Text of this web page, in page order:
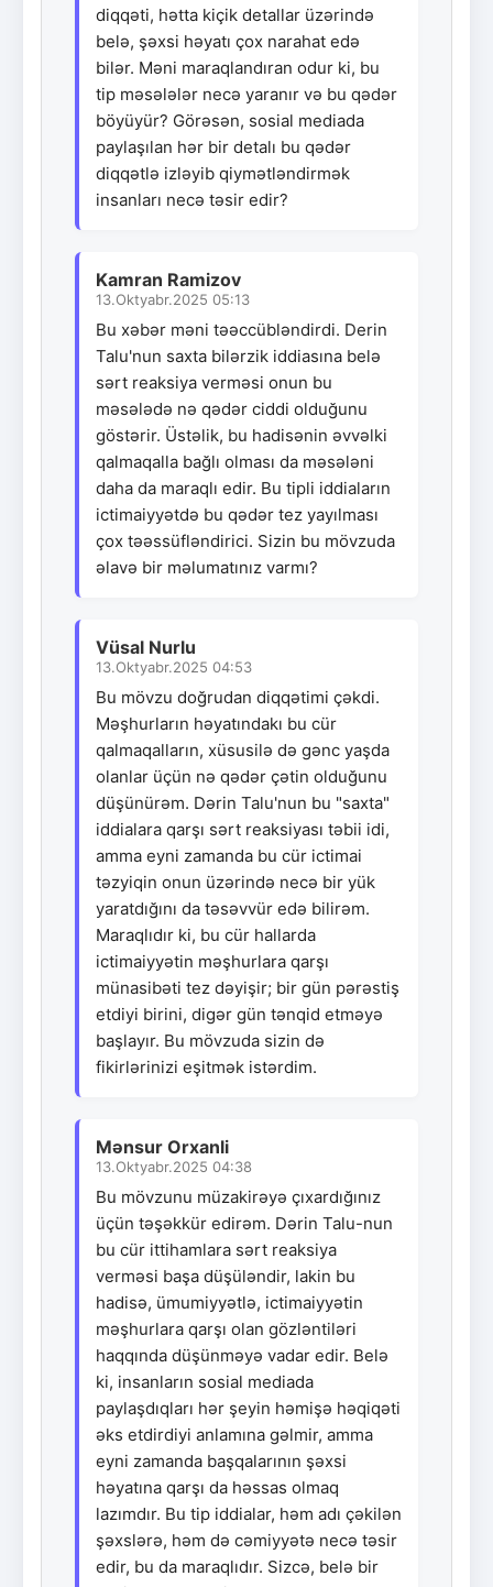
diqqəti, hətta kiçik detallar üzərində
belə, şəxsi həyatı çox narahat edə
bilər. Məni maraqlandıran odur ki, bu
tip məsələlər necə yaranır və bu qədər
böyüyür? Görəsən, sosial mediada
paylaşılan hər bir detalı bu qədər
diqqətlə izləyib qiymətləndirmək
insanları necə təsir edir?
Kamran Ramizov
13.Oktyabr.2025 05:13
Bu xəbər məni təəccübləndirdi. Derin
Talu'nun saxta bilərzik iddiasına belə
sərt reaksiya verməsi onun bu
məsələdə nə qədər ciddi olduğunu
göstərir. Üstəlik, bu hadisənin əvvəlki
qalmaqalla bağlı olması da məsələni
daha da maraqlı edir. Bu tipli iddiaların
ictimaiyyətdə bu qədər tez yayılması
çox təəssüfləndirici. Sizin bu mövzuda
əlavə bir məlumatınız varmı?
Vüsal Nurlu
13.Oktyabr.2025 04:53
Bu mövzu doğrudan diqqətimi çəkdi.
Məşhurların həyatındakı bu cür
qalmaqalların, xüsusilə də gənc yaşda
olanlar üçün nə qədər çətin olduğunu
düşünürəm. Dərin Talu'nun bu "saxta"
iddialara qarşı sərt reaksiyası təbii idi,
amma eyni zamanda bu cür ictimai
təzyiqin onun üzərində necə bir yük
yaratdığını da təsəvvür edə bilirəm.
Maraqlıdır ki, bu cür hallarda
ictimaiyyətin məşhurlara qarşı
münasibəti tez dəyişir; bir gün pərəstiş
etdiyi birini, digər gün tənqid etməyə
başlayır. Bu mövzuda sizin də
fikirlərinizi eşitmək istərdim.
Mənsur Orxanli
13.Oktyabr.2025 04:38
Bu mövzunu müzakirəyə çıxardığınız
üçün təşəkkür edirəm. Dərin Talu-nun
bu cür ittihamlara sərt reaksiya
verməsi başa düşüləndir, lakin bu
hadisə, ümumiyyətlə, ictimaiyyətin
məşhurlara qarşı olan gözləntiləri
haqqında düşünməyə vadar edir. Belə
ki, insanların sosial mediada
paylaşdıqları hər şeyin həmişə həqiqəti
əks etdirdiyi anlamına gəlmir, amma
eyni zamanda başqalarının şəxsi
həyatına qarşı da həssas olmaq
lazımdır. Bu tip iddialar, həm adı çəkilən
şəxslərə, həm də cəmiyyətə necə təsir
edir, bu da maraqlıdır. Sizcə, belə bir